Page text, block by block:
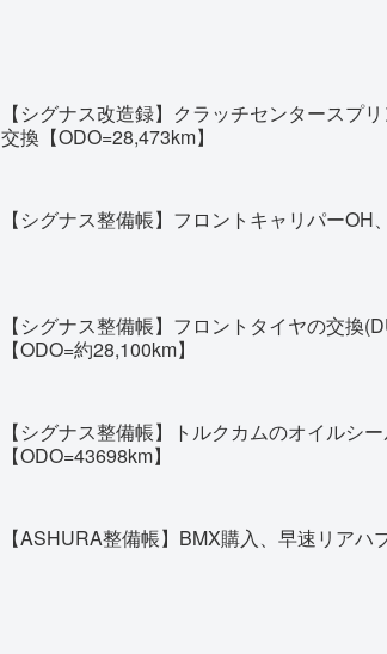
【シグナス改造録】クラッチセンタースプ
交換【ODO=28,473km】
【シグナス整備帳】フロントキャリパーOH
【シグナス整備帳】フロントタイヤの交換
【ODO=約28,100km】
【シグナス整備帳】トルクカムのオイルシ
【ODO=43698km】
【ASHURA整備帳】BMX購入、早速リア